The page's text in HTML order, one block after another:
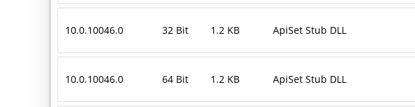
10.0.10046.0 32 Bit 1.2 KB ApiSet Stub DLL
10.0.10046.0 64 Bit 1.2 KB ApiSet Stub DLL